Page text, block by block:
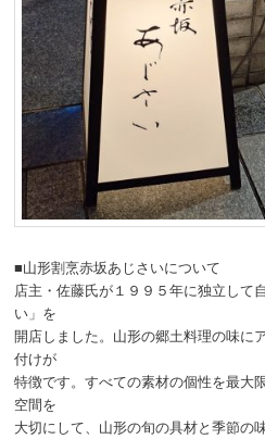
■山形割烹赤坂あじさいについて
店主・佐藤氏が１９９５年に独立して
い」を
開店しました。山形の郷土料理の味に
付けが
特徴です。すべての素材の個性を最大
空間を
大切にして、山形の旬の具材と季節の